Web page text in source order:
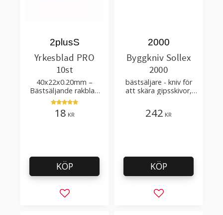
Yrkesblad PRO
10st
40x22x0.20mm –
Bästsäljande rakblad
för att skära tapet, tyg,
filt, hobby bruk
2plusS
18 KR
Lägg till i favoriter
KÖP
Byggkniv Sollex
2000
bästsäljare - kniv för
att skära gipsskivor,
2000
242 KR
Lägg till i
KÖP